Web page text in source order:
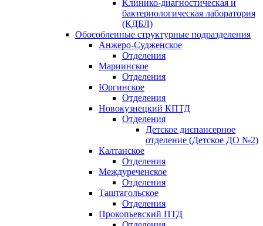
Клинико-диагностическая и
бактериологическая лаборатория
(КДБЛ)
Обособленные структурные подразделения
Анжеро-Судженское
Отделения
Мариинское
Отделения
Юргинское
Отделения
Новокузнецкий КПТД
Отделения
Детское диспансерное
отделение (Детское ДО №2)
Калтанское
Отделения
Междуреченское
Отделения
Таштагольское
Отделения
Прокопьевский ПТД